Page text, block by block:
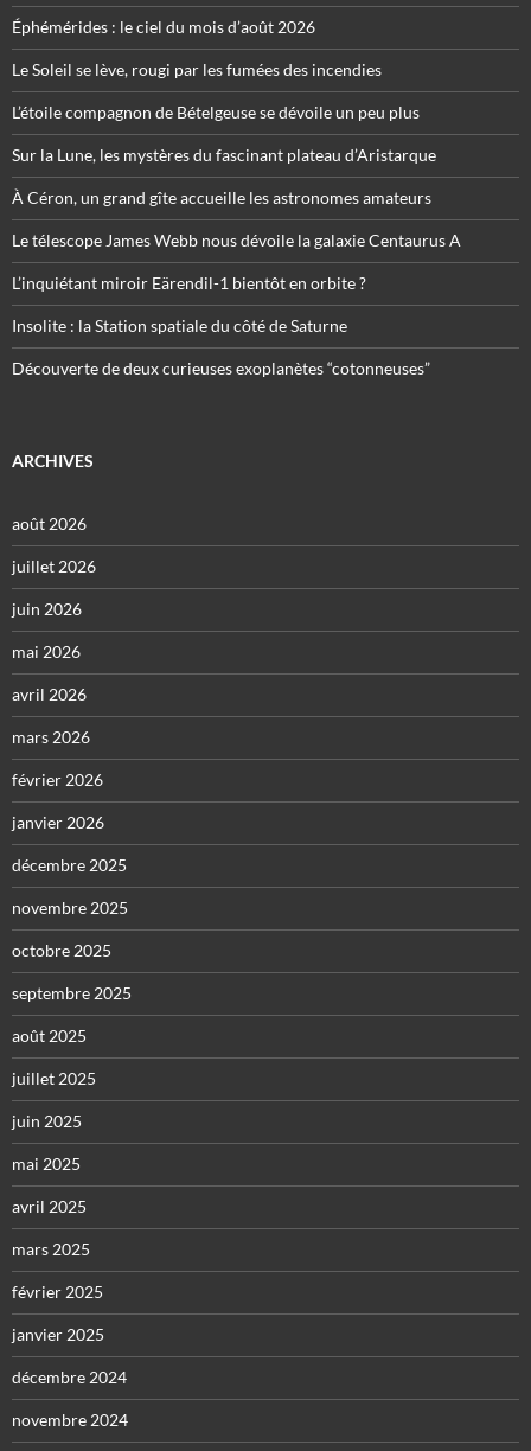
Éphémérides : le ciel du mois d’août 2026
Le Soleil se lève, rougi par les fumées des incendies
L’étoile compagnon de Bételgeuse se dévoile un peu plus
Sur la Lune, les mystères du fascinant plateau d’Aristarque
À Céron, un grand gîte accueille les astronomes amateurs
Le télescope James Webb nous dévoile la galaxie Centaurus A
L’inquiétant miroir Eärendil-1 bientôt en orbite ?
Insolite : la Station spatiale du côté de Saturne
Découverte de deux curieuses exoplanètes “cotonneuses”
ARCHIVES
août 2026
juillet 2026
juin 2026
mai 2026
avril 2026
mars 2026
février 2026
janvier 2026
décembre 2025
novembre 2025
octobre 2025
septembre 2025
août 2025
juillet 2025
juin 2025
mai 2025
avril 2025
mars 2025
février 2025
janvier 2025
décembre 2024
novembre 2024